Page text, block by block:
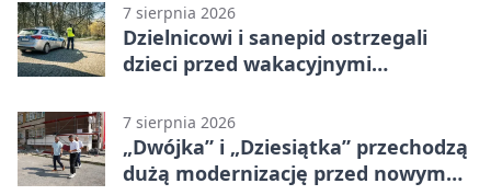
7 sierpnia 2026
Dzielnicowi i sanepid ostrzegali
dzieci przed wakacyjnymi
7 sierpnia 2026
„Dwójka” i „Dziesiątka” przechodzą
dużą modernizację przed nowym